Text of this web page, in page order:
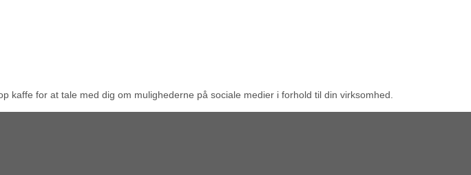
for at tale med dig om mulighederne på sociale medier i forhold til din virksomhed.